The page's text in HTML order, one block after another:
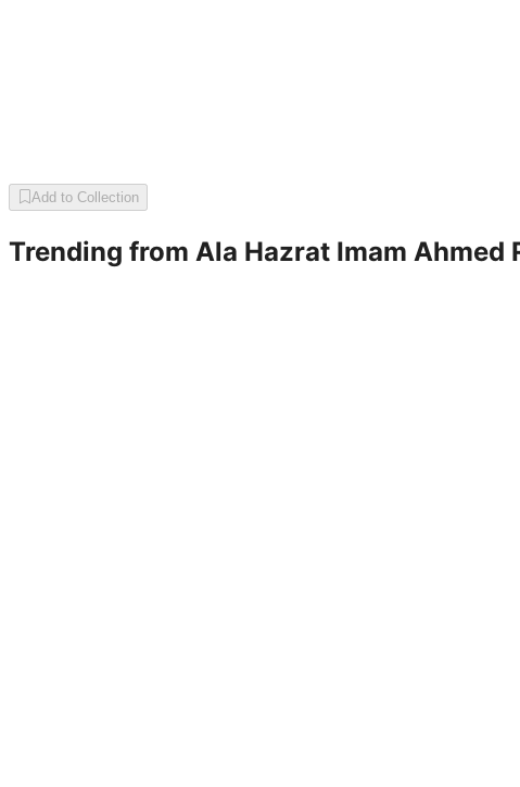
Add to Collection
Trending from Ala Hazrat Imam Ahmed